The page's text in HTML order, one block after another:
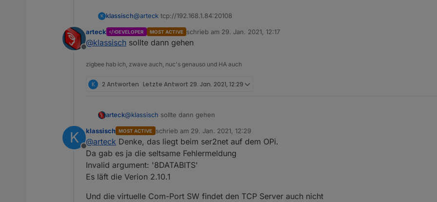
K klassisch@arteck tcp://192.168.1.84:20108
Offline
arteck DEVELOPER MOST ACTIVE schrieb am 29. Jan. 2021, 12:17
zuletzt editiert von
@klassisch sollte dann gehen
zigbee hab ich, zwave auch, nuc's genauso und HA auch
K 2 Antworten Letzte Antwort 29. Jan. 2021, 12:29
arteck@klassisch sollte dann gehen
K
Offline
klassisch MOST ACTIVE schrieb am 29. Jan. 2021, 12:29
zuletzt editiert von
@arteck Denke, das liegt beim ser2net auf dem OPi.
Da gab es ja die seltsame Fehlermeldung
Invalid argument: '8DATABITS'
Es läft die Verion 2.10.1
Und die virtuelle Com-Port SW findet den TCP Server auch nicht